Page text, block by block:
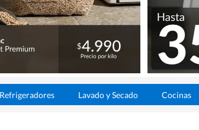
Refrigeradores Lavado y Secado Cocinas